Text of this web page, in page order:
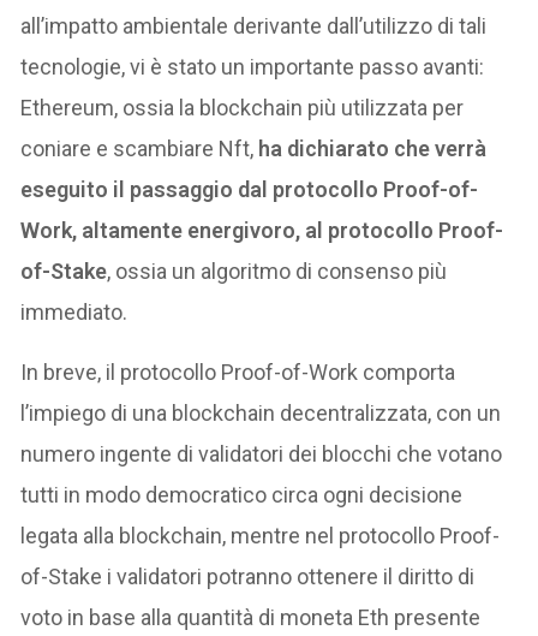
all’impatto ambientale derivante dall’utilizzo di tali
tecnologie, vi è stato un importante passo avanti:
Ethereum, ossia la blockchain più utilizzata per
coniare e scambiare Nft, ha dichiarato che verrà
eseguito il passaggio dal protocollo Proof-of-
Work, altamente energivoro, al protocollo Proof-
of-Stake, ossia un algoritmo di consenso più
immediato.
In breve, il protocollo Proof-of-Work comporta
l’impiego di una blockchain decentralizzata, con un
numero ingente di validatori dei blocchi che votano
tutti in modo democratico circa ogni decisione
legata alla blockchain, mentre nel protocollo Proof-
of-Stake i validatori potranno ottenere il diritto di
voto in base alla quantità di moneta Eth presente